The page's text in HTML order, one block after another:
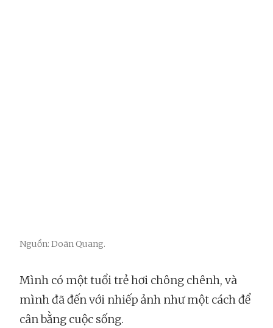
Nguồn: Doãn Quang.
Mình có một tuổi trẻ hơi chông chênh, và
mình đã đến với nhiếp ảnh như một cách để
cân bằng cuộc sống.